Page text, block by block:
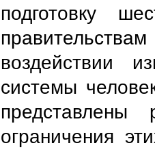
подготовку
воздействии
системы
представлены
ограничения